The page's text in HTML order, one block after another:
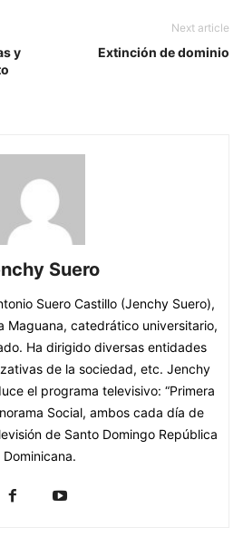
y
Next article
Extinción de dominio
Suero
Suero Castillo (Jenchy Suero),
Maguana, catedrático universitario,
Ha dirigido diversas entidades
de la sociedad, etc. Jenchy
el programa televisivo: “Primera
Social, ambos cada día de
de Santo Domingo República
Dominicana.